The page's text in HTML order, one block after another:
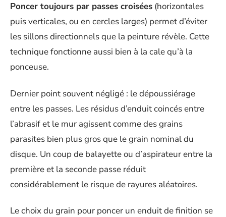
Poncer toujours par passes croisées (horizontales
puis verticales, ou en cercles larges) permet d’éviter
les sillons directionnels que la peinture révèle. Cette
technique fonctionne aussi bien à la cale qu’à la
ponceuse.
Dernier point souvent négligé : le dépoussiérage
entre les passes. Les résidus d’enduit coincés entre
l’abrasif et le mur agissent comme des grains
parasites bien plus gros que le grain nominal du
disque. Un coup de balayette ou d’aspirateur entre la
première et la seconde passe réduit
considérablement le risque de rayures aléatoires.
Le choix du grain pour poncer un enduit de finition se